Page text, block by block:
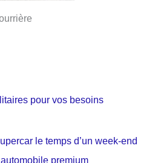
pour vos besoins
le temps d’un week-end
premium